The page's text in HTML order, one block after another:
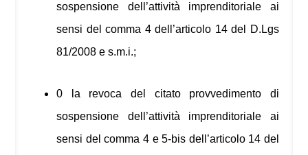
sospensione dell’attività imprenditoriale ai
sensi del comma 4 dell’articolo 14 del D.Lgs
81/2008 e s.m.i.;
0 la revoca del citato provvedimento di
sospensione dell’attività imprenditoriale ai
sensi del comma 4 e 5-bis dell’articolo 14 del